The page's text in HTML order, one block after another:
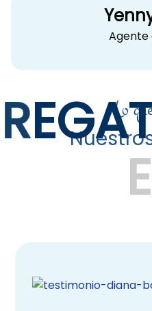
REGA
E
Agente
Lo